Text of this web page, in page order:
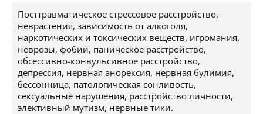
Посттравматическое стрессовое расстройство,
неврастения, зависимость от алкоголя,
наркотических и токсических веществ, игромания,
неврозы, фобии, паническое расстройство,
обсессивно-конвульсивное расстройство,
депрессия, нервная анорексия, нервная булимия,
бессонница, патологическая сонливость,
сексуальные нарушения, расстройство личности,
элективный мутизм, нервные тики.